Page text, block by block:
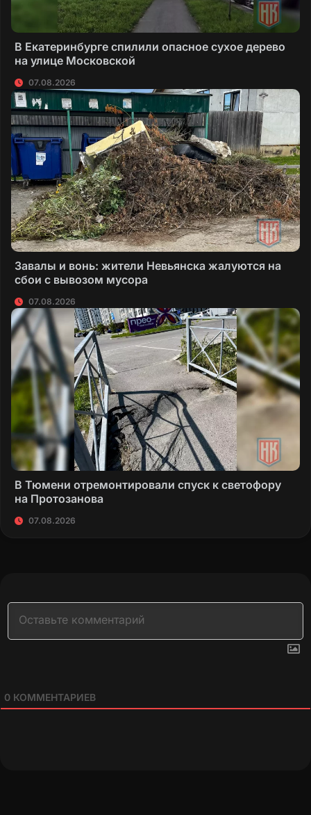
В Екатеринбурге спилили опасное сухое дерево
на улице Московской
07.08.2026
Завалы и вонь: жители Невьянска жалуются на
сбои с вывозом мусора
07.08.2026
В Тюмени отремонтировали спуск к светофору
на Протозанова
07.08.2026
0 КОММЕНТАРИЕВ